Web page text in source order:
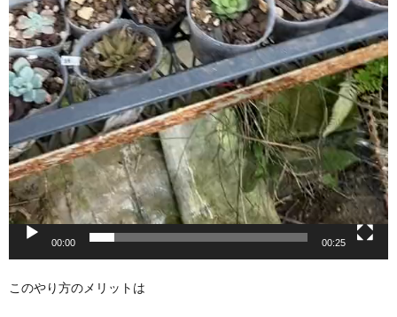
00:00 00:25
このやり方のメリットは